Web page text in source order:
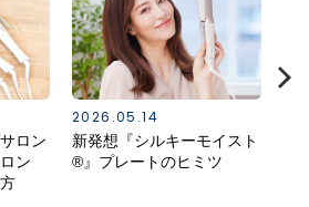
ロン
ン
2026.05.14
新発想『シルキーモイスト
®』プレートのヒミツ